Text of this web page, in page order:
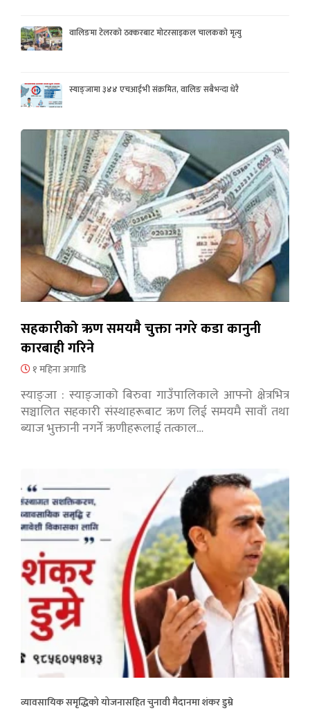
वालिङमा टेलरको ठक्करबाट मोटरसाइकल चालकको मृत्यु
स्याङ्जामा ३४४ एचआईभी संक्रमित, वालिङ सबैभन्दा धेरै
सहकारीको ऋण समयमै चुक्ता नगरे कडा कानुनी
कारबाही गरिने
१ महिना अगाडि
स्याङ्जा : स्याङ्जाको बिरुवा गाउँपालिकाले आफ्नो क्षेत्रभित्र
सञ्चालित सहकारी संस्थाहरूबाट ऋण लिई समयमै सावाँ तथा
ब्याज भुक्तानी नगर्ने ऋणीहरूलाई तत्काल…
व्यावसायिक समृद्धिको योजनासहित चुनावी मैदानमा शंकर डुम्रे